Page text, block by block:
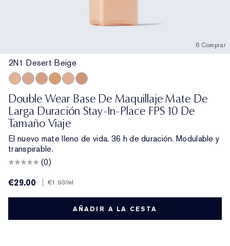
6 Comprar
2N1 Desert Beige
Double Wear Base De Maquillaje Mate De
Larga Duración Stay-In-Place FPS 10 De
Tamaño Viaje
El nuevo mate lleno de vida. 36 h de duración. Modulable y
transpirable.
(0)
€29.00
€1.93/ml
AÑADIR A LA CESTA